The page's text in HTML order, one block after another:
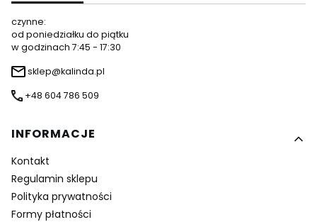
czynne:
od poniedziałku do piątku
w godzinach 7:45 - 17:30
sklep@kalinda.pl
+48 604 786 509
Linki w stopce
INFORMACJE
Kontakt
Regulamin sklepu
Polityka prywatności
Formy płatności